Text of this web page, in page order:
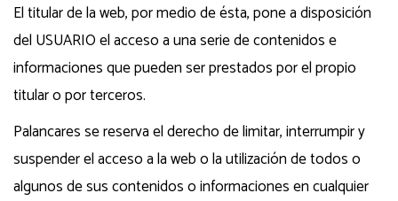
El titular de la web, por medio de ésta, pone a disposición
del USUARIO el acceso a una serie de contenidos e
informaciones que pueden ser prestados por el propio
titular o por terceros.
Palancares se reserva el derecho de limitar, interrumpir y
suspender el acceso a la web o la utilización de todos o
algunos de sus contenidos o informaciones en cualquier